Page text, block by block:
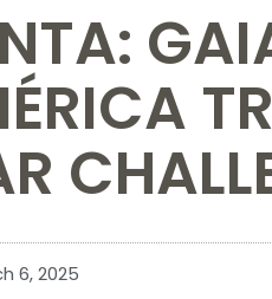
6, 2025